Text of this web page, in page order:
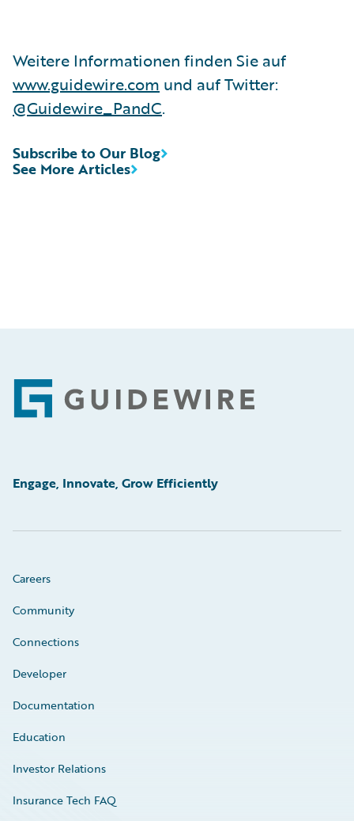
Weitere Informationen finden Sie auf
www.guidewire.com und auf Twitter:
@Guidewire_PandC.
See More Articles
Subscribe to Our Blog
Footer
Engage, Innovate, Grow Efficiently
Careers
Community
Connections
Developer
Documentation
Education
Investor Relations
Insurance Tech FAQ